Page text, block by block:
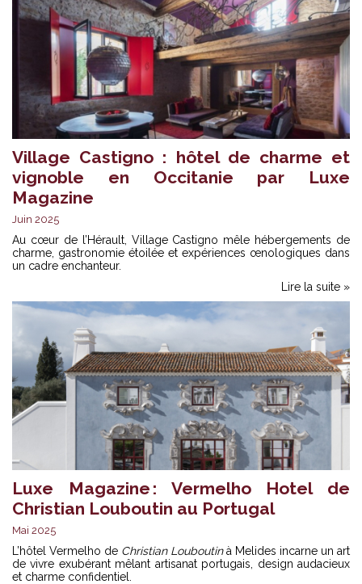
Village Castigno : hôtel de charme et
vignoble en Occitanie par Luxe
Magazine
Juin 2025
Au cœur de l’Hérault, Village Castigno mêle hébergements de
charme, gastronomie étoilée et expériences œnologiques dans
un cadre enchanteur.
Lire la suite »
Luxe Magazine : Vermelho Hotel de
Christian Louboutin au Portugal
Mai 2025
L’hôtel Vermelho de Christian Louboutinà Melides incarne un art
de vivre exubérant mêlant artisanat portugais, design audacieux
et charme confidentiel.